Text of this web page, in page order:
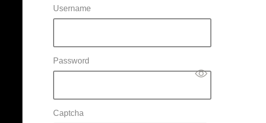
Username
Password
Captcha